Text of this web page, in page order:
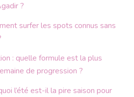
?
surfer les spots connus sans
: quelle formule est la plus
de progression ?
l’été est-il la pire saison pour